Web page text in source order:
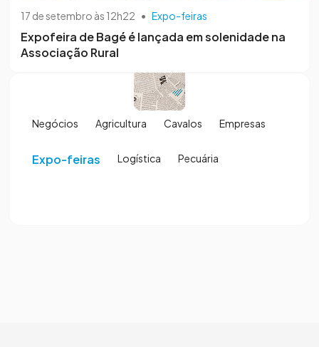
17 de setembro às 12h22 • Expo-feiras
Expofeira de Bagé é lançada em solenidade na
Associação Rural
Negócios Agricultura Cavalos Empresas
Expo-feiras Logística Pecuária